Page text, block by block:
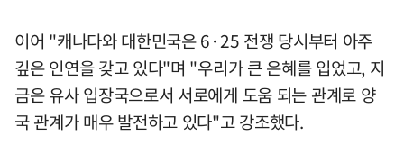
이어 "캐나다와 대한민국은 6·25 전쟁 당시부터 아주
깊은 인연을 갖고 있다"며 "우리가 큰 은혜를 입었고, 지
금은 유사 입장국으로서 서로에게 도움 되는 관계로 양
국 관계가 매우 발전하고 있다"고 강조했다.